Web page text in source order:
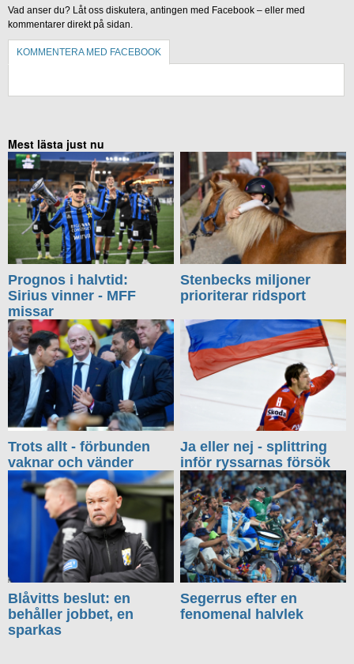
Vad anser du? Låt oss diskutera, antingen med Facebook – eller med
kommentarer direkt på sidan.
KOMMENTERA MED FACEBOOK
Mest lästa just nu
Prognos i halvtid:
Sirius vinner - MFF
missar
Stenbecks miljoner
prioriterar ridsport
Trots allt - förbunden
vaknar och vänder
Ja eller nej - splittring
inför ryssarnas försök
Blåvitts beslut: en
behåller jobbet, en
sparkas
Segerrus efter en
fenomenal halvlek